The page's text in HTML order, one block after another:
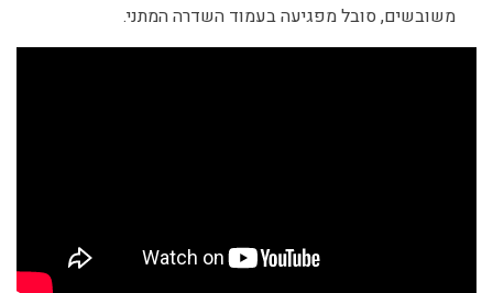
משובשים, סובל מפגיעה בעמוד השדרה המתני.